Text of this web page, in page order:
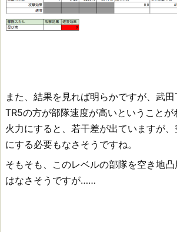
また、結果を見れば明らかですが、武
TR5の方が部隊速度が高いということが
火力にすると、若干差が出ていますが
にする必要もなさそうですね。
そもそも、このレベルの部隊を空き地
はなさそうですが……